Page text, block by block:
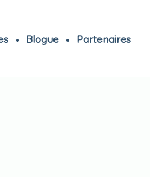
Blogue Partenaires